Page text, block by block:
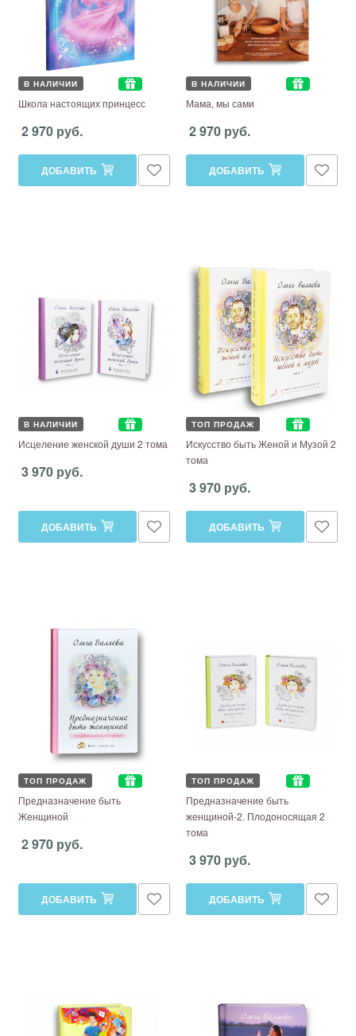
В НАЛИЧИИ
Школа настоящих принцесс
2 970 руб.
ДОБАВИТЬ
В НАЛИЧИИ
Мама, мы сами
2 970 руб.
ДОБАВИТЬ
В НАЛИЧИИ
Исцеление женской души 2 тома
3 970 руб.
ДОБАВИТЬ
ТОП ПРОДАЖ
Искусство быть Женой и Музой 2
тома
3 970 руб.
ДОБАВИТЬ
ТОП ПРОДАЖ
Предназначение быть
Женщиной
2 970 руб.
ДОБАВИТЬ
ТОП ПРОДАЖ
Предназначение быть
женщиной-2. Плодоносящая 2
тома
3 970 руб.
ДОБАВИТЬ